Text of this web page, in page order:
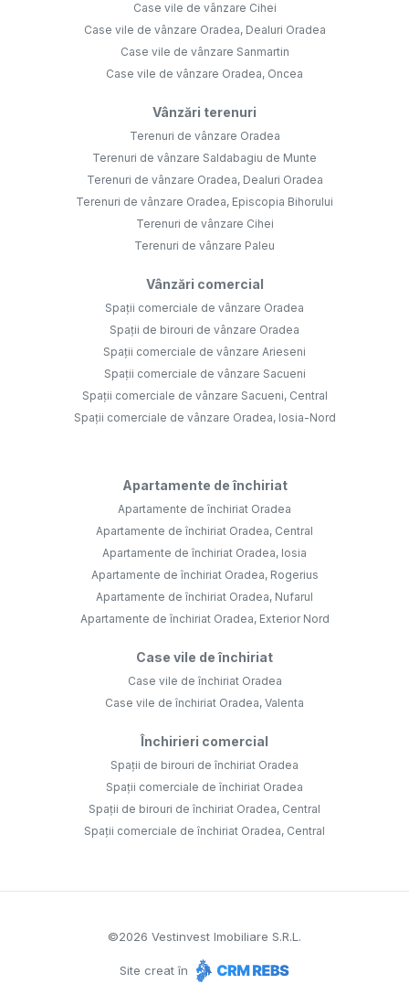
Case vile de vânzare Cihei
Case vile de vânzare Oradea, Dealuri Oradea
Case vile de vânzare Sanmartin
Case vile de vânzare Oradea, Oncea
Vânzări terenuri
Terenuri de vânzare Oradea
Terenuri de vânzare Saldabagiu de Munte
Terenuri de vânzare Oradea, Dealuri Oradea
Terenuri de vânzare Oradea, Episcopia Bihorului
Terenuri de vânzare Cihei
Terenuri de vânzare Paleu
Vânzări comercial
Spații comerciale de vânzare Oradea
Spații de birouri de vânzare Oradea
Spații comerciale de vânzare Arieseni
Spații comerciale de vânzare Sacueni
Spații comerciale de vânzare Sacueni, Central
Spații comerciale de vânzare Oradea, Iosia-Nord
Apartamente de închiriat
Apartamente de închiriat Oradea
Apartamente de închiriat Oradea, Central
Apartamente de închiriat Oradea, Iosia
Apartamente de închiriat Oradea, Rogerius
Apartamente de închiriat Oradea, Nufarul
Apartamente de închiriat Oradea, Exterior Nord
Case vile de închiriat
Case vile de închiriat Oradea
Case vile de închiriat Oradea, Valenta
Închirieri comercial
Spații de birouri de închiriat Oradea
Spații comerciale de închiriat Oradea
Spații de birouri de închiriat Oradea, Central
Spații comerciale de închiriat Oradea, Central
©2026 Vestinvest Imobiliare S.R.L.
Site creat în